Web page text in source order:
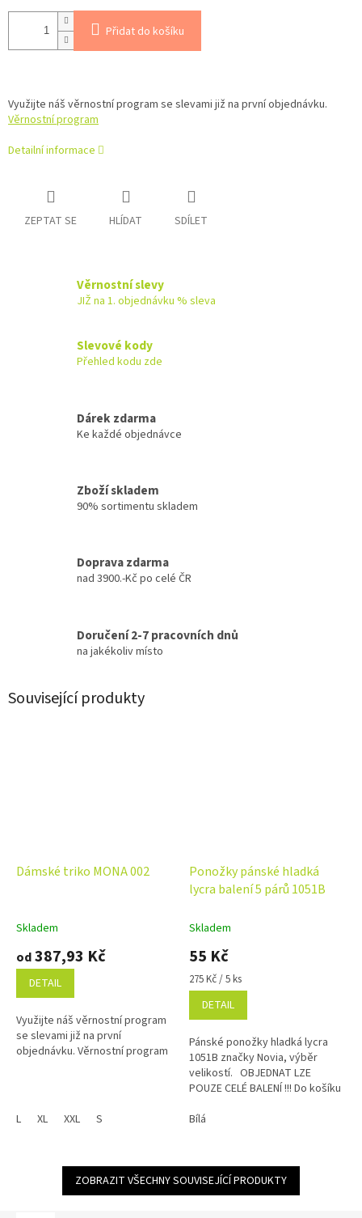
Přidat do košíku
Využijte náš věrnostní program se slevami již na první objednávku.
Věrnostní program
Detailní informace
ZEPTAT SE HLÍDAT SDÍLET
Věrnostní slevy
JIŽ na 1. objednávku % sleva
Slevové kody
Přehled kodu zde
Dárek zdarma
Ke každé objednávce
Zboží skladem
90% sortimentu skladem
Doprava zdarma
nad 3900.-Kč po celé ČR
Doručení 2-7 pracovních dnů
na jakékoliv místo
Související produkty
Dámské triko MONA 002
Skladem
od387,93 Kč
DETAIL
Využijte náš věrnostní program
se slevami již na první
objednávku. Věrnostní program
L XL XXL S
Ponožky pánské hladká
lycra balení 5 párů 1051B
Skladem
55 Kč
Měrná
cena:
275 Kč / 5 ks
DETAIL
Pánské ponožky hladká lycra
1051B značky Novia, výběr
velikostí. OBJEDNAT LZE
POUZE CELÉ BALENÍ !!! Do košíku
balení !
Bílá
ZOBRAZIT VŠECHNY SOUVISEJÍCÍ PRODUKTY